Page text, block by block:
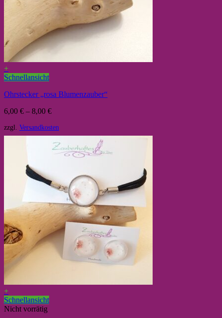
+
Schnellansicht
Ohrstecker „rosa Blumenzauber“
6,00 € – 8,00 €
zzgl. Versandkosten
+
Schnellansicht
Nicht vorrätig